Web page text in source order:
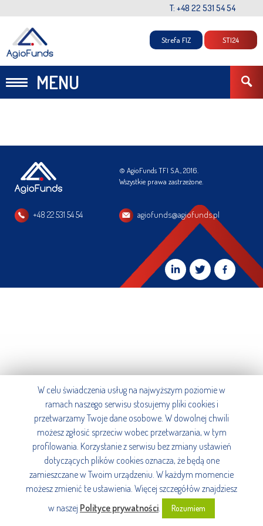
T: +48 22 531 54 54
MENU
Strefa FIZ STI24
© AgioFunds TFI S.A., 2016.
Wszystkie prawa zastrzeżone.
+48 22 531 54 54 agiofunds@agiofunds.pl
W celu świadczenia usług na najwyższym poziomie w
ramach naszego serwisu stosujemy pliki cookies i
przetwarzamy Twoje dane osobowe. W dowolnej chwili
możesz zgłosić sprzeciw wobec przetwarzania, w tym
profilowania. Korzystanie z serwisu bez zmiany ustawień
dotyczących plików cookies oznacza, że będą one
zamieszczane w Twoim urządzeniu. W każdym momencie
możesz zmienić te ustawienia. Więcej szczegółów znajdziesz
w naszej Polityce prywatności. Rozumiem